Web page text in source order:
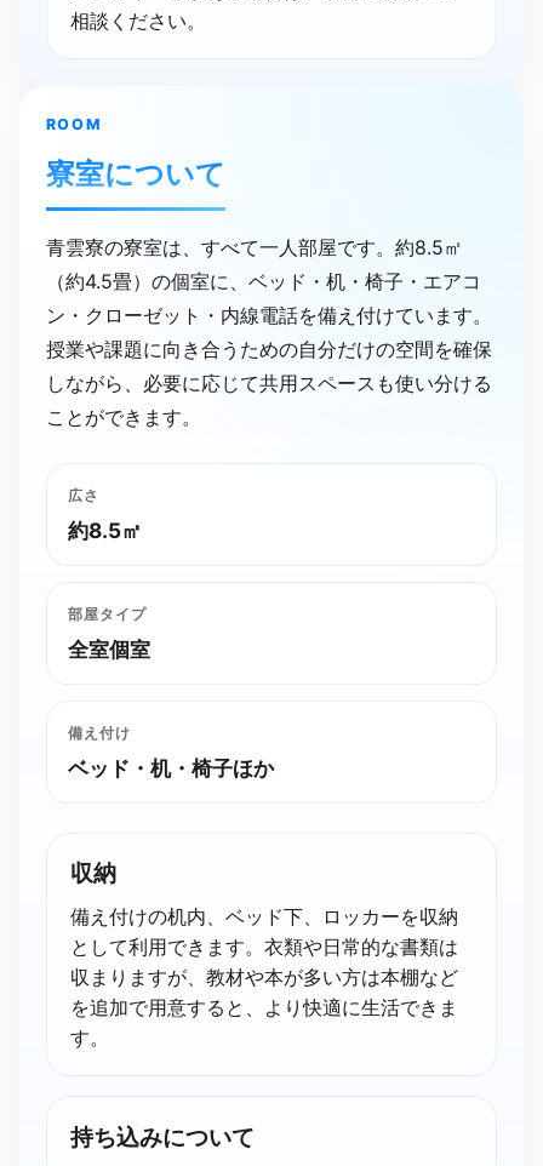
相談ください。
ROOM
寮室に​ついて
青雲寮の寮室は、すべて一人部屋です。約8.5㎡
（約4.5畳）の個室に、ベッド・机・椅子・エアコ
ン・クローゼット・内線電話を備え付けています。
授業や課題に向き合うための自分だけの空間を確保
しながら、必要に応じて共用スペースも使い分ける
ことができます。
広さ
約8.5㎡
部屋タイプ
全室個室
備え付け
ベッド・机・椅子ほか
収納
備え付けの机内、ベッド下、ロッカーを収納
として利用できます。衣類や日常的な書類は
収まりますが、教材や本が多い方は本棚など
を追加で用意すると、より快適に生活できま
す。
持ち込みに​ついて